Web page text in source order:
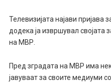
Телевизијата најави пријава
додека ја извршувал својата
на МВР.
Пред зградата на МВР има
јавуваат за своите медиуми